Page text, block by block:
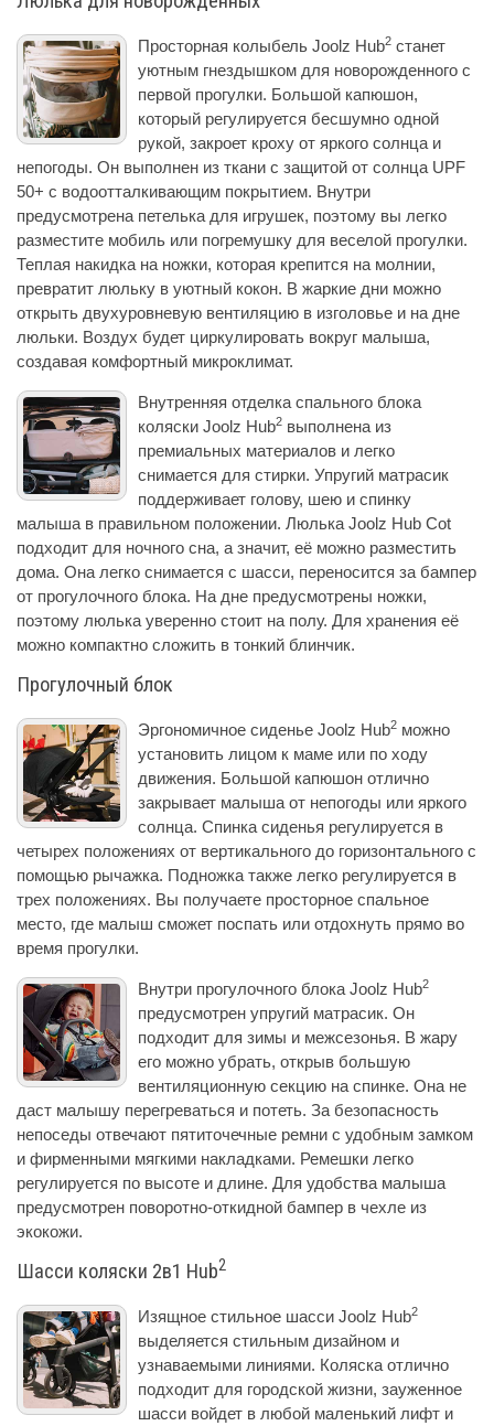
Просторная колыбель Joolz Hub2 станет
уютным гнездышком для новорожденного с
первой прогулки. Большой капюшон,
который регулируется бесшумно одной
рукой, закроет кроху от яркого солнца и
непогоды. Он выполнен из ткани с защитой от солнца UPF
50+ с водоотталкивающим покрытием. Внутри
предусмотрена петелька для игрушек, поэтому вы легко
разместите мобиль или погремушку для веселой прогулки.
Теплая накидка на ножки, которая крепится на молнии,
превратит люльку в уютный кокон. В жаркие дни можно
открыть двухуровневую вентиляцию в изголовье и на дне
люльки. Воздух будет циркулировать вокруг малыша,
создавая комфортный микроклимат.
Внутренняя отделка спального блока
коляски Joolz Hub2 выполнена из
премиальных материалов и легко
снимается для стирки. Упругий матрасик
поддерживает голову, шею и спинку
малыша в правильном положении. Люлька Joolz Hub Cot
подходит для ночного сна, а значит, её можно разместить
дома. Она легко снимается с шасси, переносится за бампер
от прогулочного блока. На дне предусмотрены ножки,
поэтому люлька уверенно стоит на полу. Для хранения её
можно компактно сложить в тонкий блинчик.
Прогулочный блок
Эргономичное сиденье Joolz Hub2 можно
установить лицом к маме или по ходу
движения. Большой капюшон отлично
закрывает малыша от непогоды или яркого
солнца. Спинка сиденья регулируется в
четырех положениях от вертикального до горизонтального с
помощью рычажка. Подножка также легко регулируется в
трех положениях. Вы получаете просторное спальное
место, где малыш сможет поспать или отдохнуть прямо во
время прогулки.
Внутри прогулочного блока Joolz Hub2
предусмотрен упругий матрасик. Он
подходит для зимы и межсезонья. В жару
его можно убрать, открыв большую
вентиляционную секцию на спинке. Она не
даст малышу перегреваться и потеть. За безопасность
непоседы отвечают пятиточечные ремни с удобным замком
и фирменными мягкими накладками. Ремешки легко
регулируется по высоте и длине. Для удобства малыша
предусмотрен поворотно-откидной бампер в чехле из
экокожи.
Шасси коляски 2в1 Hub2
Изящное стильное шасси Joolz Hub2
выделяется стильным дизайном и
узнаваемыми линиями. Коляска отлично
подходит для городской жизни, зауженное
шасси войдет в любой маленький лифт и